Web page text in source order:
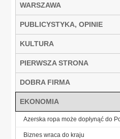
WARSZAWA
PUBLICYSTYKA, OPINIE
KULTURA
PIERWSZA STRONA
DOBRA FIRMA
EKONOMIA
Azerska ropa może dopłynąć do
Biznes wraca do kraju